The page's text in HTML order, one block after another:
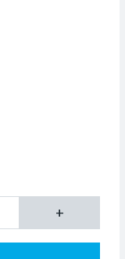
+